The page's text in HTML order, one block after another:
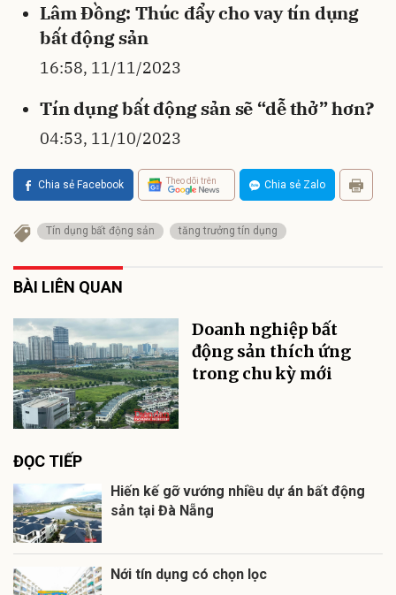
Lâm Đồng: Thúc đẩy cho vay tín dụng
bất động sản
16:58, 11/11/2023
Tín dụng bất động sản sẽ “dễ thở” hơn?
04:53, 11/10/2023
Chia sẻ Facebook Theo dõi trên Chia sẻ Zalo
Tín dụng bất động sản tăng trưởng tín dụng
BÀI LIÊN QUAN
Doanh nghiệp bất
động sản thích ứng
trong chu kỳ mới
ĐỌC TIẾP
Hiến kế gỡ vướng nhiều dự án bất động
sản tại Đà Nẵng
Nới tín dụng có chọn lọc